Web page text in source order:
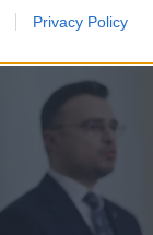
Privacy Policy